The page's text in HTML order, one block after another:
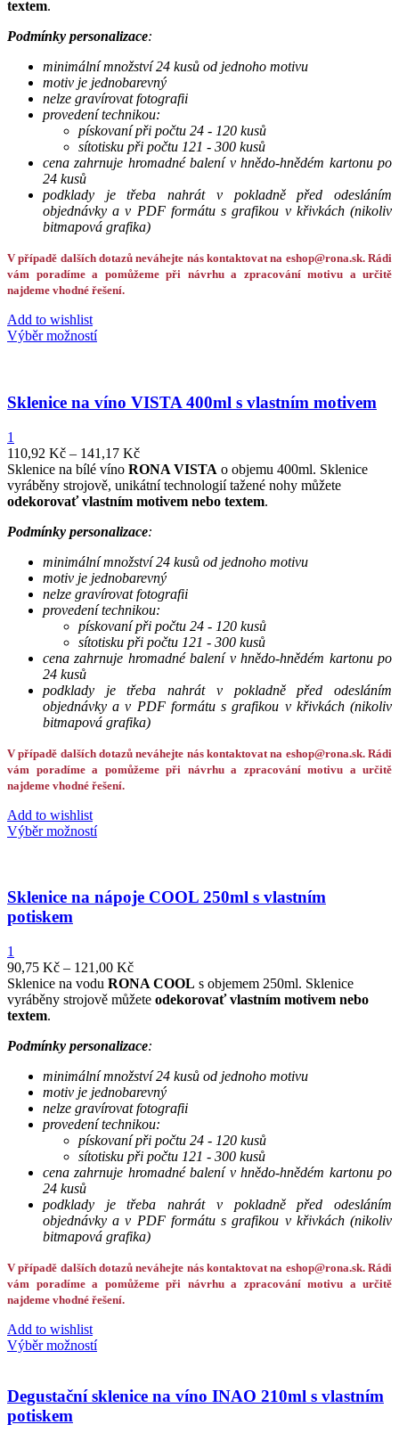
textem.
Podmínky personalizace:
minimální množství 24 kusů od jednoho motivu
motiv je jednobarevný
nelze gravírovat fotografii
provedení technikou:
pískovaní při počtu 24 - 120 kusů
sítotisku při počtu 121 - 300 kusů
cena zahrnuje hromadné balení v hnědo-hnědém kartonu po
24 kusů
podklady je třeba nahrát v pokladně před odesláním
objednávky a v PDF formátu s grafikou v křivkách (nikoliv
bitmapová grafika)
V případě dalších dotazů neváhejte nás kontaktovat na eshop@rona.sk. Rádi
vám poradíme a pomůžeme při návrhu a zpracování motivu a určitě
najdeme vhodné řešení.
Add to wishlist
Výběr možností
Sklenice na víno VISTA 400ml s vlastním motivem
1
110,92 Kč – 141,17 Kč
Sklenice na bílé víno RONA VISTA o objemu 400ml. Sklenice
vyráběny strojově, unikátní technologií tažené nohy můžete
odekorovať vlastním motivem nebo textem.
Podmínky personalizace:
minimální množství 24 kusů od jednoho motivu
motiv je jednobarevný
nelze gravírovat fotografii
provedení technikou:
pískovaní při počtu 24 - 120 kusů
sítotisku při počtu 121 - 300 kusů
cena zahrnuje hromadné balení v hnědo-hnědém kartonu po
24 kusů
podklady je třeba nahrát v pokladně před odesláním
objednávky a v PDF formátu s grafikou v křivkách (nikoliv
bitmapová grafika)
V případě dalších dotazů neváhejte nás kontaktovat na eshop@rona.sk. Rádi
vám poradíme a pomůžeme při návrhu a zpracování motivu a určitě
najdeme vhodné řešení.
Add to wishlist
Výběr možností
Sklenice na nápoje COOL 250ml s vlastním
potiskem
1
90,75 Kč – 121,00 Kč
Sklenice na vodu RONA COOL s objemem 250ml. Sklenice
vyráběny strojově můžete odekorovať vlastním motivem nebo
textem.
Podmínky personalizace:
minimální množství 24 kusů od jednoho motivu
motiv je jednobarevný
nelze gravírovat fotografii
provedení technikou:
pískovaní při počtu 24 - 120 kusů
sítotisku při počtu 121 - 300 kusů
cena zahrnuje hromadné balení v hnědo-hnědém kartonu po
24 kusů
podklady je třeba nahrát v pokladně před odesláním
objednávky a v PDF formátu s grafikou v křivkách (nikoliv
bitmapová grafika)
V případě dalších dotazů neváhejte nás kontaktovat na eshop@rona.sk. Rádi
vám poradíme a pomůžeme při návrhu a zpracování motivu a určitě
najdeme vhodné řešení.
Add to wishlist
Výběr možností
Degustační sklenice na víno INAO 210ml s vlastním
potiskem